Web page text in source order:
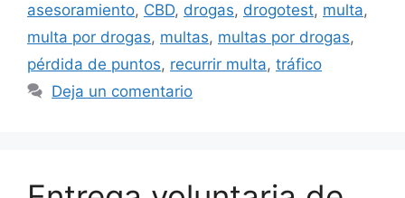
asesoramiento, CBD, drogas, drogotest, multa,
multa por drogas, multas, multas por drogas,
pérdida de puntos, recurrir multa, tráfico
Deja un comentario